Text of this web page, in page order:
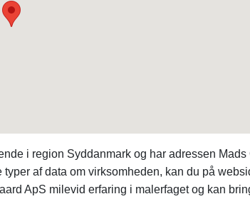
i region Syddanmark og har adressen
af data om virksomheden, kan du på
ApS milevid erfaring i malerfaget og kan